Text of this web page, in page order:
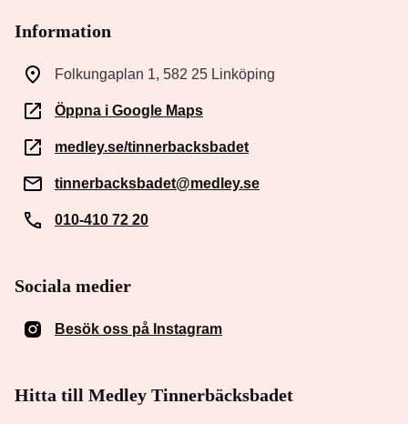
Information
Folkungaplan 1, 582 25 Linköping
Öppna i Google Maps
medley.se/tinnerbacksbadet
tinnerbacksbadet@medley.se
010-410 72 20
Sociala medier
Besök oss på Instagram
Hitta till Medley Tinnerbäcksbadet